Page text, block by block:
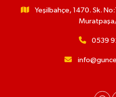
Yeşilbahçe, 1470. Sk.
0539